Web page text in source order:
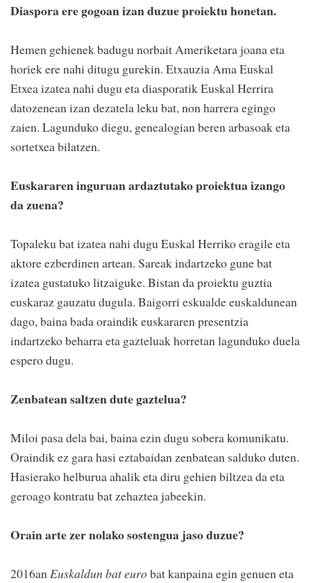
Diaspora ere gogoan izan duzue proiektu honetan.
Hemen gehienek badugu norbait Ameriketara joana eta
horiek ere nahi ditugu gurekin. Etxauzia Ama Euskal
Etxea izatea nahi dugu eta diasporatik Euskal Herrira
datozenean izan dezatela leku bat, non harrera egingo
zaien. Lagunduko diegu, genealogian beren arbasoak eta
sortetxea bilatzen.
Euskararen inguruan ardaztutako proiektua izango
da zuena?
Topaleku bat izatea nahi dugu Euskal Herriko eragile eta
aktore ezberdinen artean. Sareak indartzeko gune bat
izatea gustatuko litzaiguke. Bistan da proiektu guztia
euskaraz gauzatu dugula. Baigorri eskualde euskaldunean
dago, baina bada oraindik euskararen presentzia
indartzeko beharra eta gazteluak horretan lagunduko duela
espero dugu.
Zenbatean saltzen dute gaztelua?
Miloi pasa dela bai, baina ezin dugu sobera komunikatu.
Oraindik ez gara hasi eztabaidan zenbatean salduko duten.
Hasierako helburua ahalik eta diru gehien biltzea da eta
geroago kontratu bat zehaztea jabeekin.
Orain arte zer nolako sostengua jaso duzue?
2016anEuskaldun bat eurobat kanpaina egin genuen eta